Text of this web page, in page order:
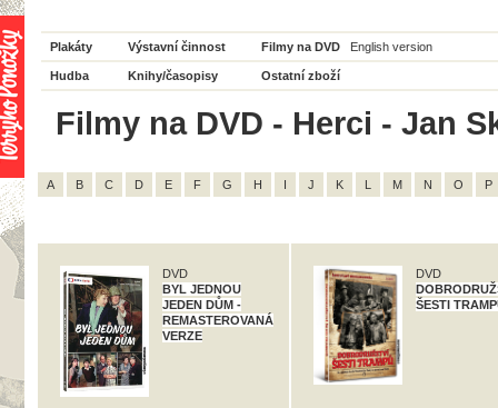
Plakáty Výstavní činnost Filmy na DVD English version
Hudba Knihy/časopisy Ostatní zboží
Filmy na DVD - Herci - Jan
A B C D E F G H I J K L M N O P
DVD
BYL JEDNOU
JEDEN DŮM -
REMASTEROVANÁ
VERZE
DVD
ŠESTI